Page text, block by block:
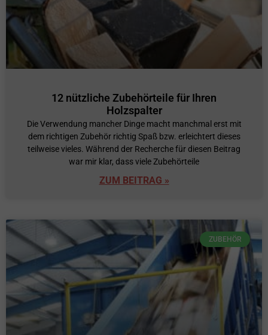
12 nützliche Zubehörteile für Ihren
Holzspalter
Die Verwendung mancher Dinge macht manchmal erst mit
dem richtigen Zubehör richtig Spaß bzw. erleichtert dieses
teilweise vieles. Während der Recherche für diesen Beitrag
war mir klar, dass viele Zubehörteile
ZUM BEITRAG »
ZUBEHÖR